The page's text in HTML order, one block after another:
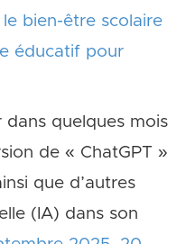
bien-être scolaire
éducatif pour
dans quelques mois
de « ChatGPT »
que d’autres
(IA) dans son